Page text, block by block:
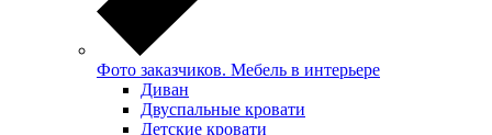
Фото заказчиков. Мебель в интерьере
Диван
Двуспальные кровати
Детские кровати